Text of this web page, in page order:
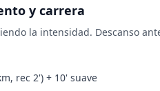
y carrera
la intensidad. Descanso
rec 2') + 10' suave